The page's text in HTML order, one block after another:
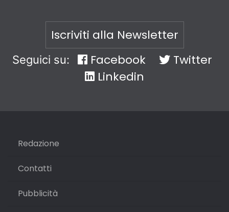
Iscriviti alla Newsletter
Seguici su: Facebook
Twitter
Linkedin
Redazione
Contatti
Pubblicità